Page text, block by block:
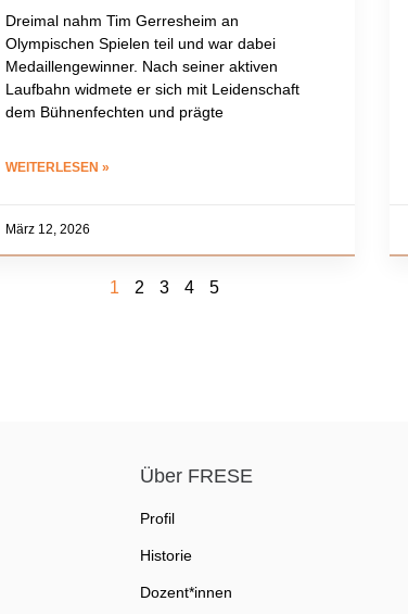
Dreimal nahm Tim Gerresheim an
Olympischen Spielen teil und war dabei
Medaillengewinner. Nach seiner aktiven
Laufbahn widmete er sich mit Leidenschaft
dem Bühnenfechten und prägte
WEITERLESEN »
März 12, 2026
1 2 3 4 5
Über FRESE
Profil
Historie
Dozent*innen